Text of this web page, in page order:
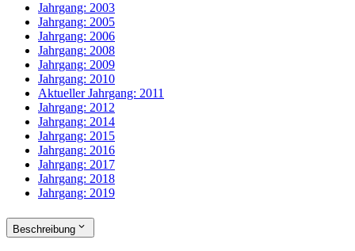
Jahrgang: 2003
Jahrgang: 2005
Jahrgang: 2006
Jahrgang: 2008
Jahrgang: 2009
Jahrgang: 2010
Aktueller Jahrgang: 2011
Jahrgang: 2012
Jahrgang: 2014
Jahrgang: 2015
Jahrgang: 2016
Jahrgang: 2017
Jahrgang: 2018
Jahrgang: 2019
Beschreibung